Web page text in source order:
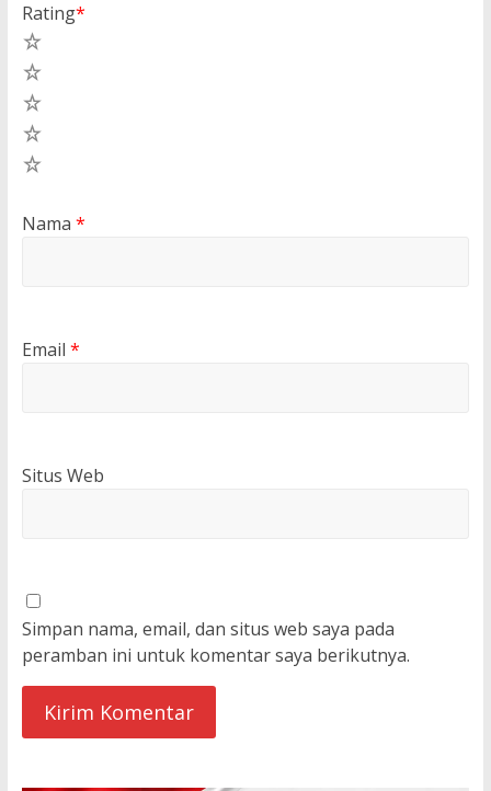
Rating*
Nama *
Email *
Situs Web
Simpan nama, email, dan situs web saya pada
peramban ini untuk komentar saya berikutnya.